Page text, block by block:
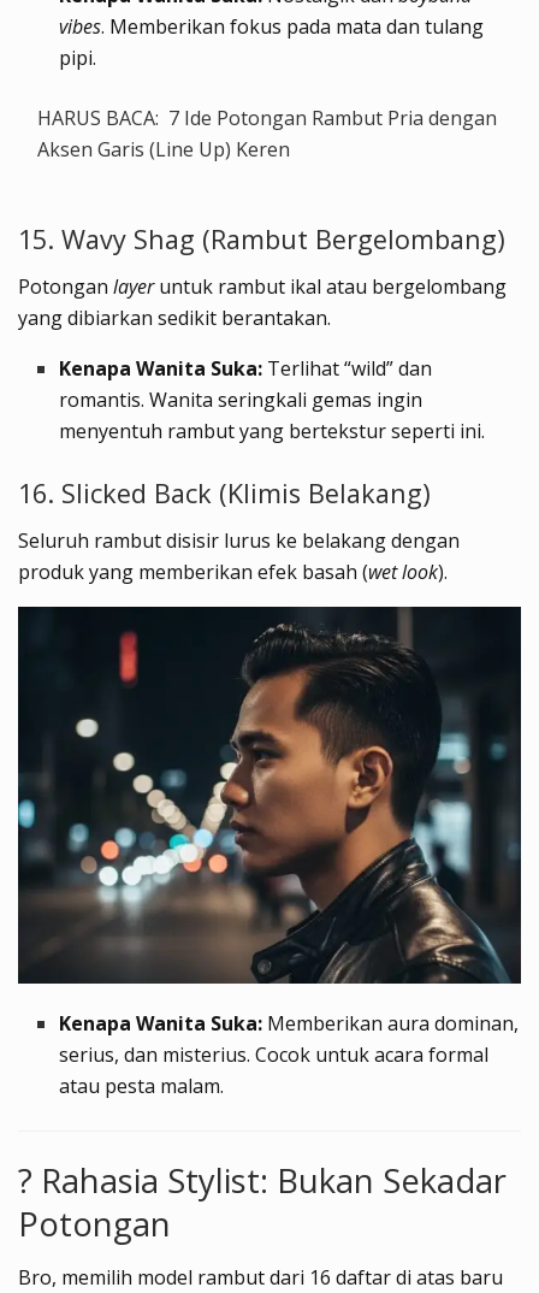
vibes. Memberikan fokus pada mata dan tulang
pipi.
HARUS BACA: 7 Ide Potongan Rambut Pria dengan
Aksen Garis (Line Up) Keren
15. Wavy Shag (Rambut Bergelombang)
Potongan layeruntuk rambut ikal atau bergelombang
yang dibiarkan sedikit berantakan.
Kenapa Wanita Suka: Terlihat “wild” dan
romantis. Wanita seringkali gemas ingin
menyentuh rambut yang bertekstur seperti ini.
16. Slicked Back (Klimis Belakang)
Seluruh rambut disisir lurus ke belakang dengan
produk yang memberikan efek basah (wet look).
Kenapa Wanita Suka: Memberikan aura dominan,
serius, dan misterius. Cocok untuk acara formal
atau pesta malam.
? Rahasia Stylist: Bukan Sekadar
Potongan
Bro, memilih model rambut dari 16 daftar di atas baru